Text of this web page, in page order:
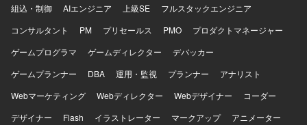
組込・制御
AIエンジニア 上級SE
フルスタックエンジニア
コンサルタント
PM プリセールス PMO
プロダクトマネージャー
ゲームプログラマ
ゲームディレクター
デバッカー
ゲームプランナー
DBA 運用・監視 プランナー
アナリスト
Webマーケティング
Webディレクター Webデザイナー
コーダー
デザイナー
Flash イラストレーター マークアップ
アニメーター